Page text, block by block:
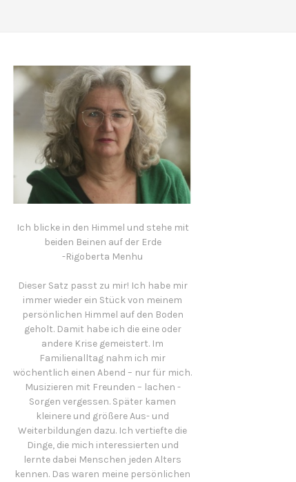
Ich blicke in den Himmel und stehe mit
beiden Beinen auf der Erde
-Rigoberta Menhu
Dieser Satz passt zu mir! Ich habe mir
immer wieder ein Stück von meinem
persönlichen Himmel auf den Boden
geholt. Damit habe ich die eine oder
andere Krise gemeistert. Im
Familienalltag nahm ich mir
wöchentlich einen Abend – nur für mich.
Musizieren mit Freunden – lachen -
Sorgen vergessen. Später kamen
kleinere und größere Aus- und
Weiterbildungen dazu. Ich vertiefte die
Dinge, die mich interessierten und
lernte dabei Menschen jeden Alters
kennen. Das waren meine persönlichen